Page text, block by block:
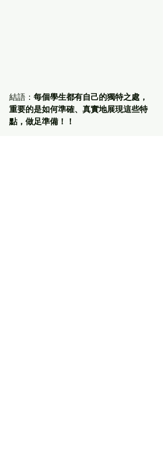
結語： 每個學生都有自己的獨特之處，
重要的是如何準確、真實地展現這些特
點，做足準備！！